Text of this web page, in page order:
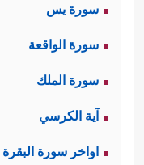
سورة يس
سورة الواقعة
سورة الملك
آية الكرسي
اواخر سورة البقرة